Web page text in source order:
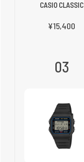
CASIO CLASSIC
¥15,400
03